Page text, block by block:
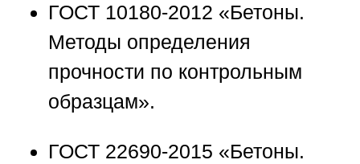
ГОСТ 10180-2012 «Бетоны.
Методы определения
прочности по контрольным
образцам».
ГОСТ 22690-2015 «Бетоны.